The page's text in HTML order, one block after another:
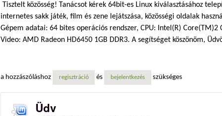
Tisztelt közösség! Tanácsot kérek 64bit-es Linux kiválasztásához
internetes sakk játék, film és zene lejátszása, közösségi oldalak
Gépem adatai: 64 bites operációs rendszer, CPU: Intel(R)
Video: AMD Radeon HD6450 1GB DDR3. A segítséget köszönöm,
a hozzászóláshoz regisztráció és bejelentkezés szükséges
Üdv